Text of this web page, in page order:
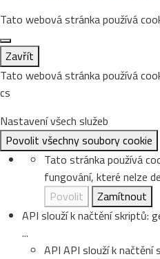
Tato webová stránka používá
Zavřít
Tato webová stránka používá
cs
Nastavení všech služeb
Povolit všechny soubory cookie
Tato stránka používá
fungování, které nelze
Povolit
Zamítnout
API slouží k načtění skriptů:
...
API API slouží k načtění